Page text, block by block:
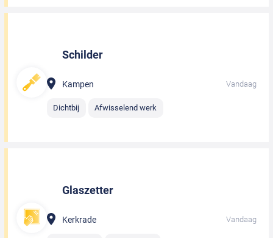
Schilder
Kampen Vandaag
Dichtbij Afwisselend werk
Glaszetter
Kerkrade Vandaag